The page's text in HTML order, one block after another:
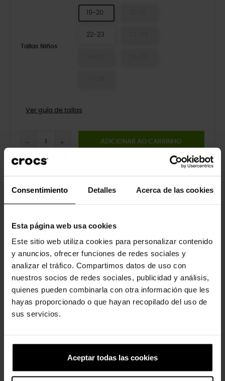
Consentimiento Detalles Acerca de las cookies
Esta página web usa cookies
Este sitio web utiliza cookies para personalizar contenido
y anuncios, ofrecer funciones de redes sociales y
analizar el tráfico. Compartimos datos de uso con
nuestros socios de redes sociales, publicidad y análisis,
quienes pueden combinarla con otra información que les
hayas proporcionado o que hayan recopilado del uso de
sus servicios.
Aceptar todas las cookies
Tallas Niños
19-20
22-23
Ver guía de tallas
ADICIONAR AO CARRINHO
Dados do produto
Referência 212514